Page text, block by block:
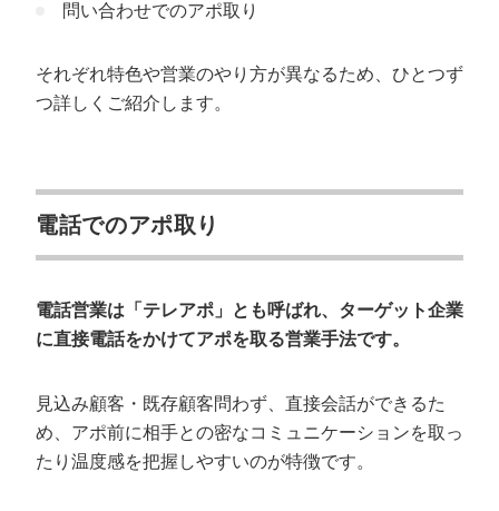
問い合わせでのアポ取り
それぞれ特色や営業のやり方が異なるため、ひとつず
つ詳しくご紹介します。
電話でのアポ取り
電話営業は「テレアポ」とも呼ばれ、ターゲット企業
に直接電話をかけてアポを取る営業手法です。
見込み顧客・既存顧客問わず、直接会話ができるた
め、アポ前に相手との密なコミュニケーションを取っ
たり温度感を把握しやすいのが特徴です。